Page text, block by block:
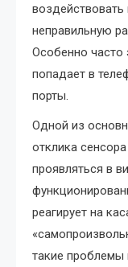
неправильную
Особенно часто
попадает в
порты.
Одной из
отклика
проявляться в
реагирует на
такие проблемы